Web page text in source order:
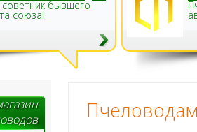
бывшего
союза!